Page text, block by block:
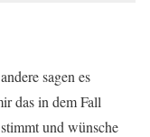
sagen es
das in dem Fall
und wünsche